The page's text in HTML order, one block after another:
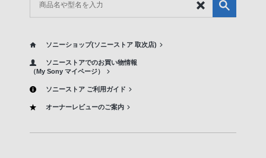
ソニーショップ(ソニーストア 取次店)
ソニーストアでのお買い物情報
（My Sony マイページ）
ソニーストア ご利用ガイド
オーナーレビューのご案内